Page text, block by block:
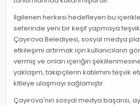
İlgilenen herkesi hedefleyen bu
seferinde yeni bir keşif yapmaya teşvik
Çayırova Belediyesi, sosyal medya
etkileşimi artırmak için kullanıcıların
vermiş ve onları içeriğin
yaklaşım, takipçilerin katılımını teşvik
kitleye ulaşmayı sağlamıştır.
Çayırova'nın sosyal medya başarısı,